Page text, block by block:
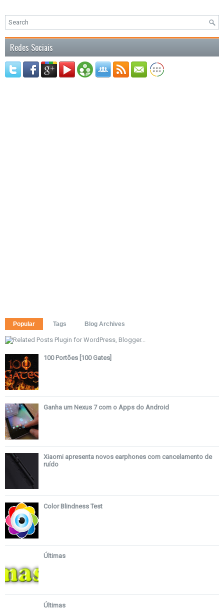
Redes Sociais
Popular Tags Blog Archives
100 Portões [100 Gates]
Ganha um Nexus 7 com o Apps do Android
Xiaomi apresenta novos earphones com cancelamento de
ruído
Color Blindness Test
Últimas
Últimas